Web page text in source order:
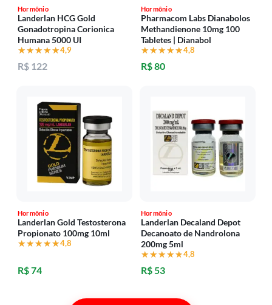
Hormônio
Landerlan HCG Gold
Gonadotropina Corionica
Humana 5000 UI
★★★★★
★★★★★4,9
R$ 122
Hormônio
Pharmacom Labs Dianabolos
Methandienone 10mg 100
Tabletes | Dianabol
★★★★★
★★★★★4,8
R$ 80
Hormônio
Landerlan Gold Testosterona
Propionato 100mg 10ml
★★★★★
★★★★★4,8
R$ 74
Hormônio
Landerlan Decaland Depot
Decanoato de Nandrolona
200mg 5ml
★★★★★
★★★★★4,8
R$ 53